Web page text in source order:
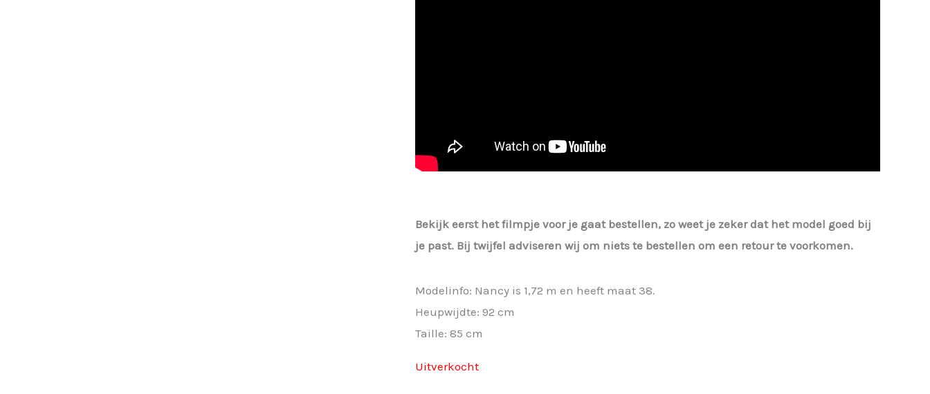
Bekijk eerst het filmpje voor je gaat bestellen, zo weet je zeker dat het model goed bij
je past. Bij twijfel adviseren wij om niets te bestellen om een retour te voorkomen.
Modelinfo: Nancy is 1,72 m en heeft maat 38.
Heupwijdte: 92 cm
Taille: 85 cm
Uitverkocht